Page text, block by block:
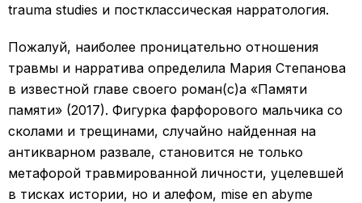
trauma studies и постклассическая нарратология.
Пожалуй, наиболее проницательно отношения
травмы и нарратива определила Мария Степанова
в известной главе своего роман(с)а «Памяти
памяти» (2017). Фигурка фарфорового мальчика со
сколами и трещинами, случайно найденная на
антикварном развале, становится не только
метафорой травмированной личности, уцелевшей
в тисках истории, но и алефом, mise en abyme